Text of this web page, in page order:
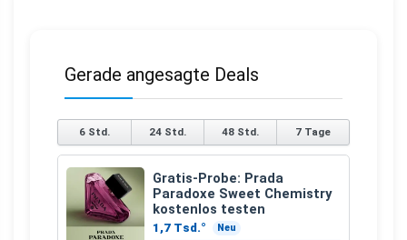
Gerade angesagte Deals
6 Std. 24 Std. 48 Std. 7 Tage
Gratis-Probe: Prada
Paradoxe Sweet Chemistry
kostenlos testen
1,7 Tsd.° Neu